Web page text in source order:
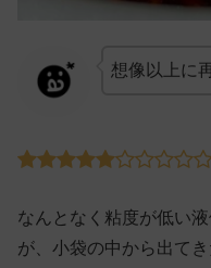
想像以上に
なんとなく粘度が低い
が、小袋の中から出て